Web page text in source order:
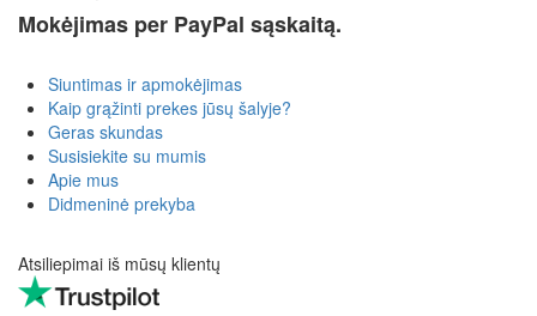
Mokėjimas per PayPal sąskaitą.
Siuntimas ir apmokėjimas
Kaip grąžinti prekes jūsų šalyje?
Geras skundas
Susisiekite su mumis
Apie mus
Didmeninė prekyba
Atsiliepimai iš mūsų klientų